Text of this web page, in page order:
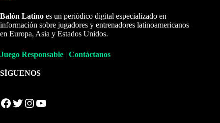
Balón Latino es un periódico digital especializado en
información sobre jugadores y entrenadores latinoamericanos
en Europa, Asia y Estados Unidos.
Juego Responsable | Contáctanos
SÍGUENOS
Facebook Twitter Instagram YouTube